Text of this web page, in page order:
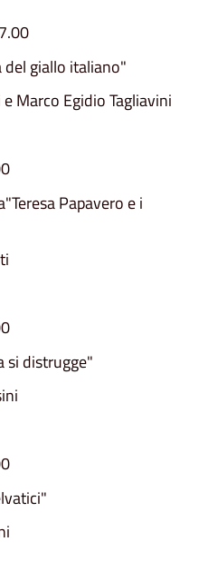
del giallo italiano"
Marco Egidio Tagliavini
Papavero e i
si distrugge"